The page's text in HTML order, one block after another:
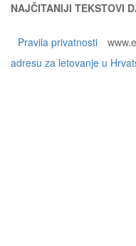
NAJČITANIJI TEKSTOVI
Pravila privatnosti
adresu za letovanje u